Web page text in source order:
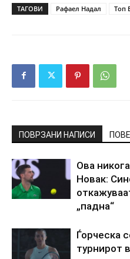
ТАГОВИ Рафаел Надал Топ
ПОВРЗАНИ НАПИСИ
Ова
Новак:
„падна“
Ѓорческа
турнирот